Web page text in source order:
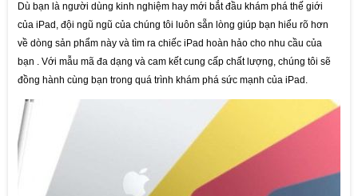
Dù bạn là người dùng kinh nghiệm hay mới bắt đầu khám phá thế giới
của iPad, đội ngũ ngũ của chúng tôi luôn sẵn lòng giúp bạn hiểu rõ hơn
về dòng sản phẩm này và tìm ra chiếc iPad hoàn hảo cho nhu cầu của
bạn . Với mẫu mã đa dạng và cam kết cung cấp chất lượng, chúng tôi sẽ
đồng hành cùng bạn trong quá trình khám phá sức mạnh của iPad.